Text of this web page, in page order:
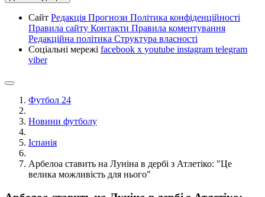
Сайт Редакція Прогнози Політика конфіденційності
Правила сайту Контакти Правила коментування
Редакційна політика Структура власності
Соціальні мережі facebook x youtube instagram telegram
viber
Футбол 24
Новини футболу
Іспанія
Арбелоа ставить на Луніна в дербі з Атлетіко: "Це
велика можливість для нього"